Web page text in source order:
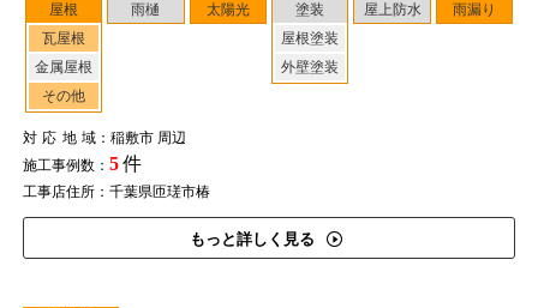
屋根
瓦屋根
金属屋根
その他
雨樋 太陽光
塗装
屋根塗装
外壁塗装
屋上防水 雨漏り
対応地域：稲敷市 周辺
施工事例数： 5件
工事店住所：千葉県匝瑳市椿
もっと詳しく見る